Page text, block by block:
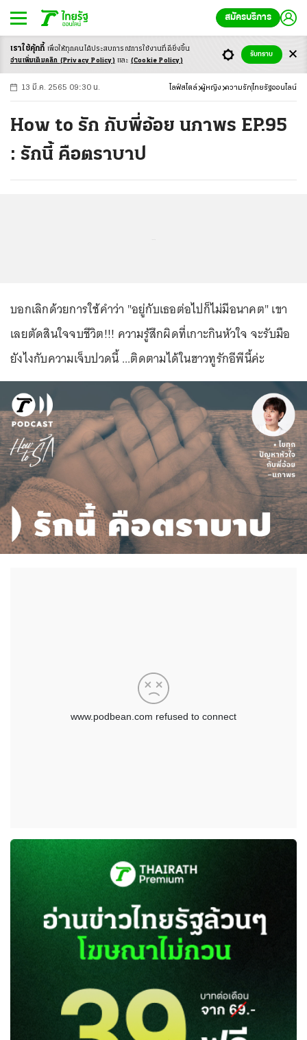
สมัครบริการ
-ก ก ก+
13 มี.ค. 2565 09:30 น. ไลฟ์สไตล์ ผู้หญิง ความรัก ไทยรัฐออนไลน์
How to รัก กับพี่อ้อย นภาพร EP.95
: รักนี้ คือตราบาป
บอกเลิกด้วยการใช้คำว่า "อยู่กับเธอต่อไปก็ไม่มีอนาคต" เขา
เลยตัดสินใจจบชีวิต!!! ความรู้สึกผิดที่เกาะกินหัวใจ จะรับมือ
ยังไงกับความเจ็บปวดนี้ ...ติดตามได้ในฮาวทูรักอีพีนี้ค่ะ
เราใช้คุ้กกี้ เพื่อให้ทุกคนได้ประสบการณ์การใช้งานที่ดียิ่งขึ้น
อ่านเพิ่มเติมคลิก (Privacy Policy) และ (Cookie Policy)
รับทราบ